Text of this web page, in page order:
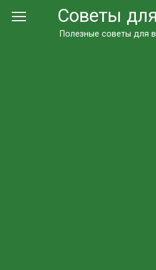
Советы
Полезные советы для